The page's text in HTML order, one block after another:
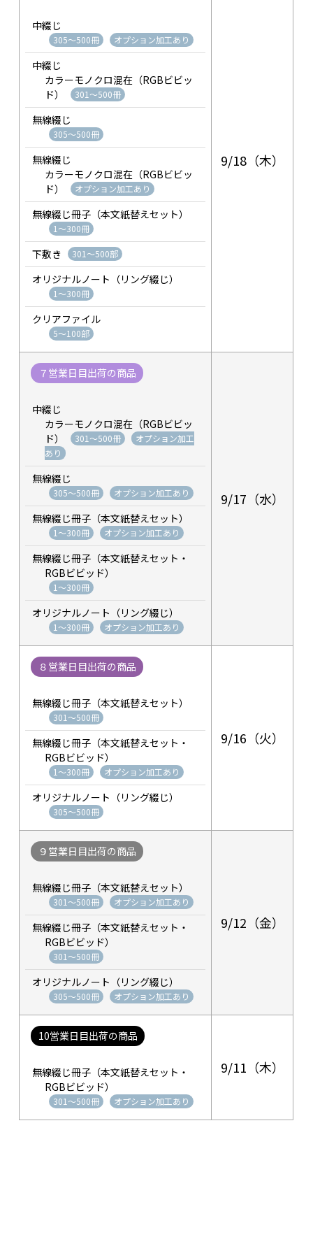
中綴じ
305～500冊 オプション加工あり
中綴じ
カラーモノクロ混在（RGBビビッ
ド）
301～500冊
無線綴じ
305～500冊
無線綴じ
カラーモノクロ混在（RGBビビッ
ド）
オプション加工あり
無線綴じ冊子（本文紙替えセット）
1～300冊
下敷き 301～500部
オリジナルノート（リング綴じ）
1～300冊
クリアファイル
5～100部
9/18（木）
７営業日目出荷の商品
中綴じ
カラーモノクロ混在（RGBビビッ
ド）
301～500冊
オプション加工
あり
無線綴じ
305～500冊 オプション加工あり
無線綴じ冊子（本文紙替えセット）
1～300冊 オプション加工あり
無線綴じ冊子（本文紙替えセット・
RGBビビッド）
1～300冊
オリジナルノート（リング綴じ）
1～300冊 オプション加工あり
9/17（水）
８営業日目出荷の商品
無線綴じ冊子（本文紙替えセット）
301～500冊
無線綴じ冊子（本文紙替えセット・
RGBビビッド）
1～300冊 オプション加工あり
オリジナルノート（リング綴じ）
305～500冊
9/16（火）
９営業日目出荷の商品
無線綴じ冊子（本文紙替えセット）
301～500冊 オプション加工あり
無線綴じ冊子（本文紙替えセット・
RGBビビッド）
301～500冊
オリジナルノート（リング綴じ）
305～500冊 オプション加工あり
9/12（金）
10営業日目出荷の商品
無線綴じ冊子（本文紙替えセット・
RGBビビッド）
301～500冊 オプション加工あり
9/11（木）